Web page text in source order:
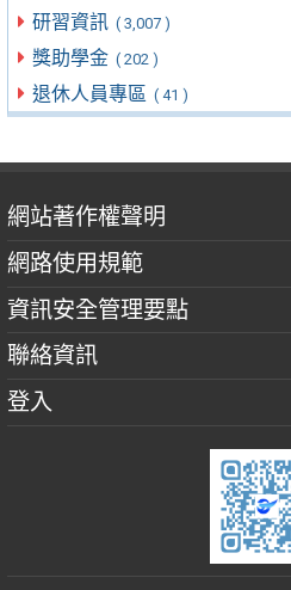
研習資訊 ( 3,007 )
獎助學金 ( 202 )
退休人員專區 ( 41 )
網站著作權聲明
網路使用規範
資訊安全管理要點
聯絡資訊
登入